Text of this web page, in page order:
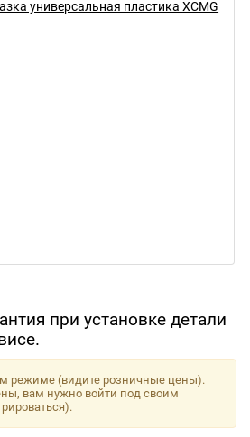
при установке детали
режиме (видите розничные цены).
вам нужно войти под своим